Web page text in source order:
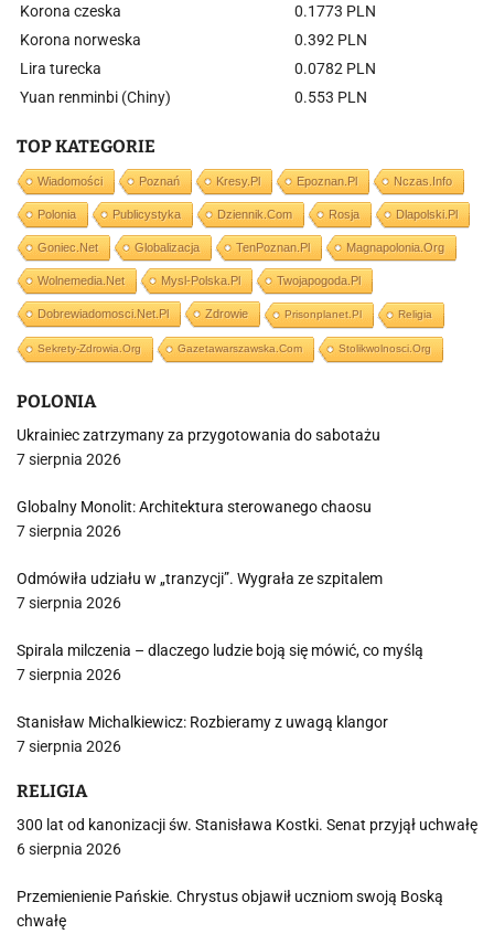
Korona czeska
0.1773 PLN
Korona norweska
0.392 PLN
Lira turecka
0.0782 PLN
Yuan renminbi (Chiny)
0.553 PLN
TOP KATEGORIE
Wiadomości Poznań Kresy.pl Epoznan.pl Nczas.info
Polonia Publicystyka Dziennik.com Rosja Dlapolski.pl
Goniec.net Globalizacja TenPoznan.pl Magnapolonia.org
Wolnemedia.net Mysl-Polska.pl Twojapogoda.pl
Dobrewiadomosci.net.pl Zdrowie Prisonplanet.pl Religia
Sekrety-Zdrowia.org Gazetawarszawska.com Stolikwolnosci.org
POLONIA
Ukrainiec zatrzymany za przygotowania do sabotażu
7 sierpnia 2026
Globalny Monolit: Architektura sterowanego chaosu
7 sierpnia 2026
Odmówiła udziału w „tranzycji”. Wygrała ze szpitalem
7 sierpnia 2026
Spirala milczenia – dlaczego ludzie boją się mówić, co myślą
7 sierpnia 2026
Stanisław Michalkiewicz: Rozbieramy z uwagą klangor
7 sierpnia 2026
RELIGIA
300 lat od kanonizacji św. Stanisława Kostki. Senat przyjął uchwałę
6 sierpnia 2026
Przemienienie Pańskie. Chrystus objawił uczniom swoją Boską
chwałę